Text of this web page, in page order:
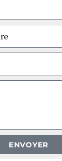
ENVOYER